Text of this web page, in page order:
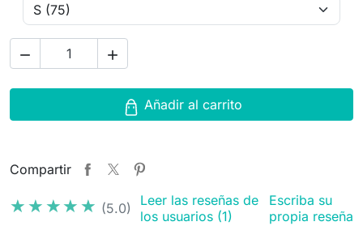
 
Añadir al carrito
Compartir
★★★★★
★★★★★ (5.0)
Leer las reseñas de
los usuarios (1)
Escriba su
propia reseña